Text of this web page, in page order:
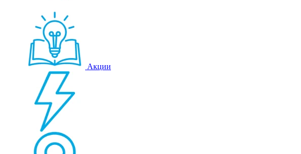
Акции